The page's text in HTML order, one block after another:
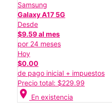
Samsung
Galaxy A17 5G
Desde
$9.59 al mes
por 24 meses
Hoy
$0.00
de pago inicial + impuestos
Precio total: $229.99
location_on En existencia